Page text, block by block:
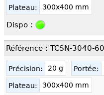
Plateau: 300x400 mm
Dispo :
Référence : TCSN-3040-
Précision: 20 g Portée:
Plateau: 300x400 mm